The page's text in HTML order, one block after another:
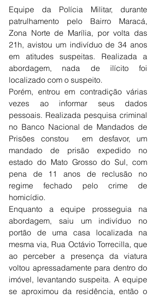
Equipe da Polícia Militar, durante
patrulhamento pelo Bairro Maracá,
Zona Norte de Marília, por volta das
21h, avistou um indivíduo de 34 anos
em atitudes suspeitas. Realizada a
abordagem, nada de ilícito foi
localizado com o suspeito.
Porém, entrou em contradição várias
vezes ao informar seus dados
pessoais. Realizada pesquisa criminal
no Banco Nacional de Mandados de
Prisões constou  em desfavor, um
mandado de prisão expedido no
estado do Mato Grosso do Sul, com
pena de 11 anos de reclusão no
regime fechado pelo crime de
homicídio.
Enquanto a equipe prosseguia na
abordagem, saiu um indivíduo no
portão de uma casa localizada na
mesma via, Rua Octávio Torrecilla, que
ao perceber a presença da viatura
voltou apressadamente para dentro do
imóvel, levantando suspeita. A equipe
se aproximou da residência, então o